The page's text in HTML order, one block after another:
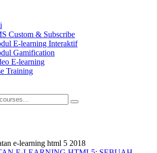
Custom & Subscribe
E-learning Interaktif
Gamification
E-learning
Training
e-learning html 5 2018